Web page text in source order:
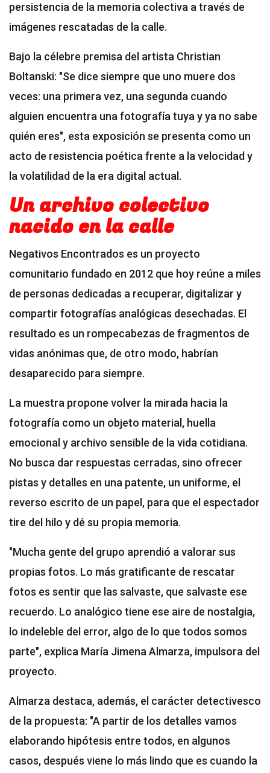
persistencia de la memoria colectiva a través de
imágenes rescatadas de la calle.
Bajo la célebre premisa del artista Christian
Boltanski: "Se dice siempre que uno muere dos
veces: una primera vez, una segunda cuando
alguien encuentra una fotografía tuya y ya no sabe
quién eres", esta exposición se presenta como un
acto de resistencia poética frente a la velocidad y
la volatilidad de la era digital actual.
Un archivo colectivo
nacido en la calle
Negativos Encontrados es un proyecto
comunitario fundado en 2012 que hoy reúne a miles
de personas dedicadas a recuperar, digitalizar y
compartir fotografías analógicas desechadas. El
resultado es un rompecabezas de fragmentos de
vidas anónimas que, de otro modo, habrían
desaparecido para siempre.
La muestra propone volver la mirada hacia la
fotografía como un objeto material, huella
emocional y archivo sensible de la vida cotidiana.
No busca dar respuestas cerradas, sino ofrecer
pistas y detalles en una patente, un uniforme, el
reverso escrito de un papel, para que el espectador
tire del hilo y dé su propia memoria.
"Mucha gente del grupo aprendió a valorar sus
propias fotos. Lo más gratificante de rescatar
fotos es sentir que las salvaste, que salvaste ese
recuerdo. Lo analógico tiene ese aire de nostalgia,
lo indeleble del error, algo de lo que todos somos
parte", explica María Jimena Almarza, impulsora del
proyecto.
Almarza destaca, además, el carácter detectivesco
de la propuesta: "A partir de los detalles vamos
elaborando hipótesis entre todos, en algunos
casos, después viene lo más lindo que es cuando la